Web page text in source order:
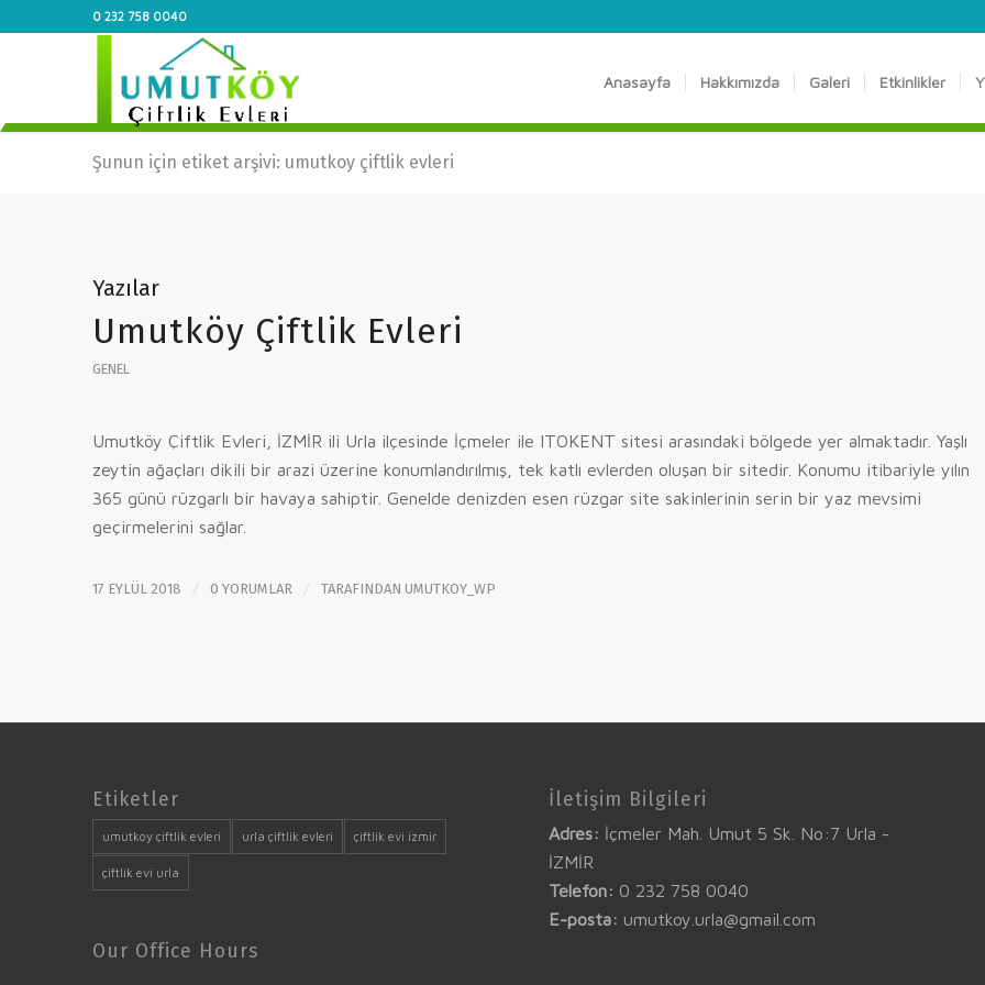
0 232 758 0040
Anasayfa Hakkımızda Galeri Etkinlikler
Şunun için etiket arşivi: umutkoy çiftlik evleri
Yazılar
Umutköy Çiftlik Evleri
GENEL
Umutköy Çiftlik Evleri, İZMİR ili Urla ilçesinde İçmeler ile ITOKENT sitesi arasındaki bölgede yer almaktadır. Yaşlı
zeytin ağaçları dikili bir arazi üzerine konumlandırılmış, tek katlı evlerden oluşan bir sitedir. Konumu itibariyle yılın
365 günü rüzgarlı bir havaya sahiptir. Genelde denizden esen rüzgar site sakinlerinin serin bir yaz mevsimi
geçirmelerini sağlar.
17 EYLÜL 2018 / 0 YORUMLAR / TARAFINDAN UMUTKOY_WP
Etiketler
umutkoy çiftlik evleri urla çiftlik evleri çiftlik evi izmir
çiftlik evi urla
Our Office Hours
İletişim Bilgileri
Adres: İçmeler Mah. Umut 5 Sk. No:7 Urla -
İZMİR
Telefon: 0 232 758 0040
E-posta: umutkoy.urla@gmail.com